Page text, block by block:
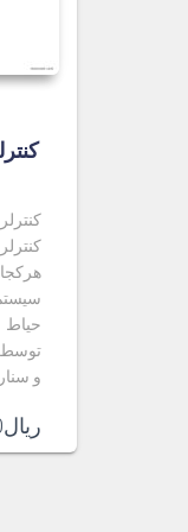
حیاط
و
ریال